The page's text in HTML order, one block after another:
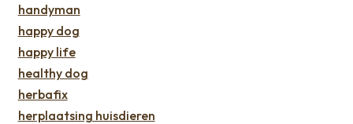
handyman
happy dog
happy life
healthy dog
herbafix
herplaatsing huisdieren